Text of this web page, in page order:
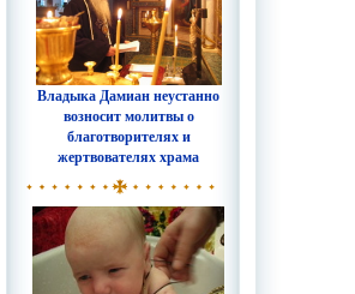
Владыка Дамиан неустанно
возносит молитвы о
благотворителях и
жертвователях храма